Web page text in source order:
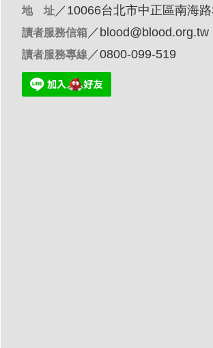
地 址／10066台北市中正區南海
讀者服務信箱／ blood@blood.org.tw
讀者服務專線 ／0800-099-519